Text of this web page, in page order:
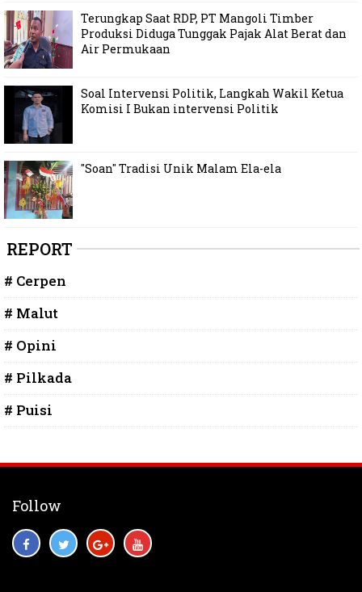
Terungkap Saat RDP, PT Mangoli Timber
Produksi Diduga Tunggak Pajak Alat Berat dan
Air Permukaan
Soal Intervensi Politik, Langkah Wakil Ketua
Komisi I Bukan intervensi Politik
"Soan" Tradisi Unik Malam Ela-ela
REPORT
# Cerpen
# Malut
# Opini
# Pilkada
# Puisi
Follow